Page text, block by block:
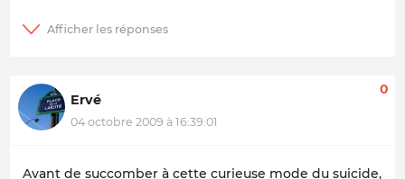
Ervé
04 octobre 2009 à 16:39:01
0
Avant de succomber à cette curieuse mode du suicide,